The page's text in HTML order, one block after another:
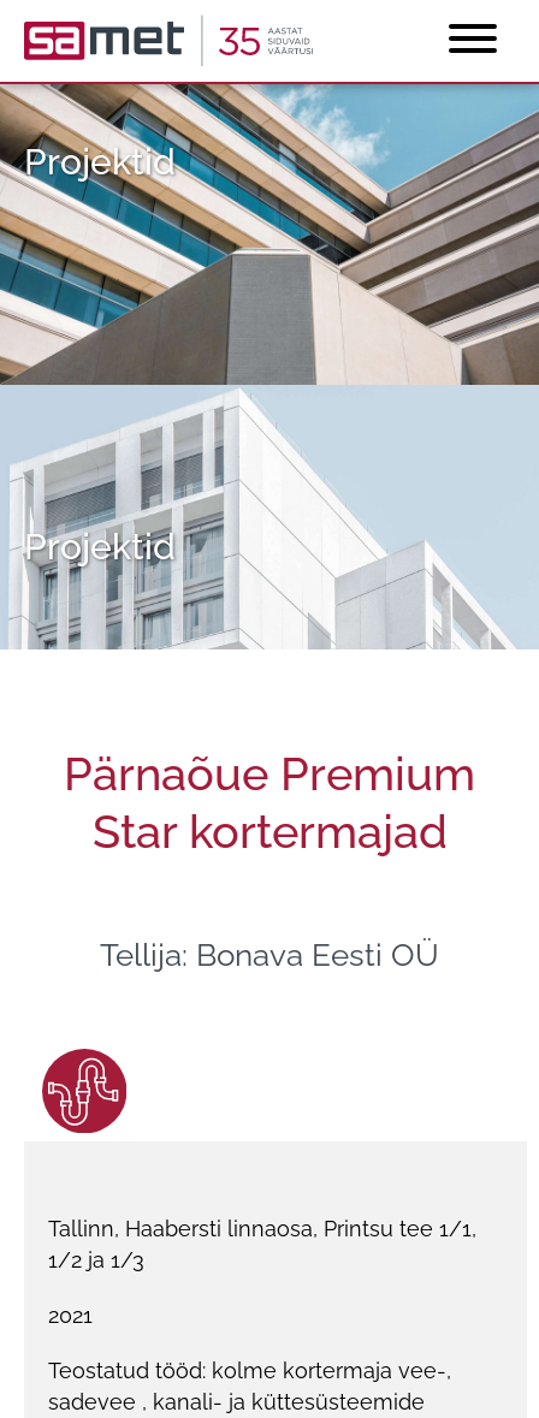
Projektid
Projektid
Pärnaõue Premium
Star kortermajad
Tellija: Bonava Eesti OÜ
Tallinn, Haabersti linnaosa, Printsu tee 1/1,
1/2 ja 1/3
2021
Teostatud tööd: kolme kortermaja vee-,
sadevee , kanali- ja küttesüsteemide